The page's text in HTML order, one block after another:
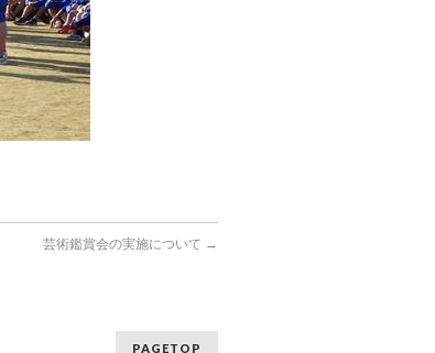
芸術鑑賞会の実施について →
PAGETOP